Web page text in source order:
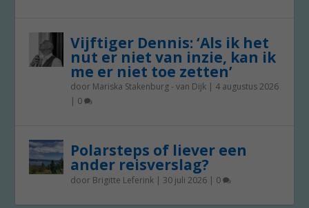
Vijftiger Dennis: ‘Als ik het
nut er niet van inzie, kan ik
me er niet toe zetten’
door Mariska Stakenburg - van Dijk | 4 augustus 2026
| 0
Polarsteps of liever een
ander reisverslag?
door Brigitte Leferink | 30 juli 2026 | 0